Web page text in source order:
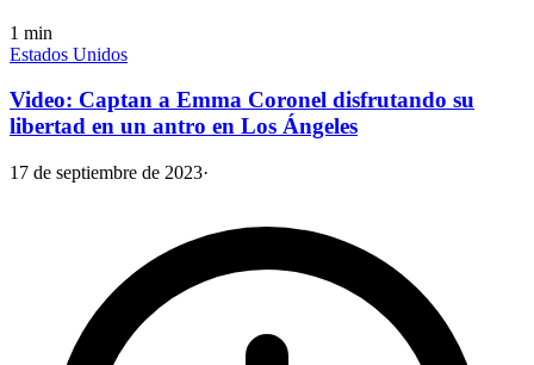
1 min
Estados Unidos
Video: Captan a Emma Coronel disfrutando su
libertad en un antro en Los Ángeles
17 de septiembre de 2023·